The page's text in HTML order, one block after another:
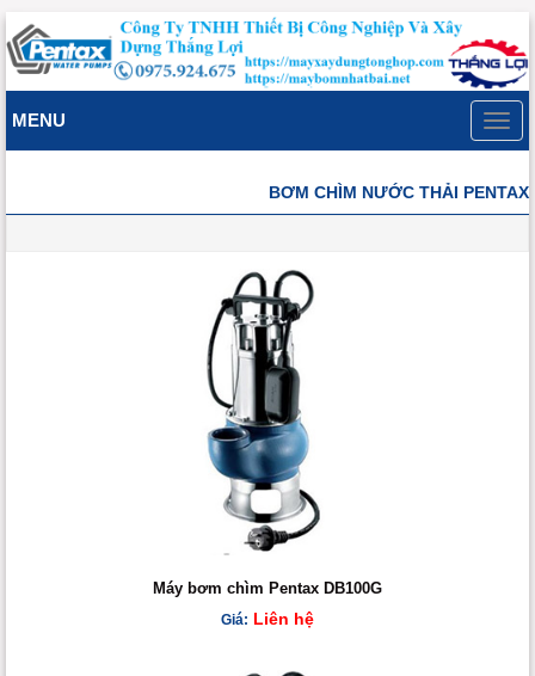
MENU
BƠM CHÌM NƯỚC THẢI PENTAX
Máy bơm chìm Pentax DB100G
Giá: Liên hệ